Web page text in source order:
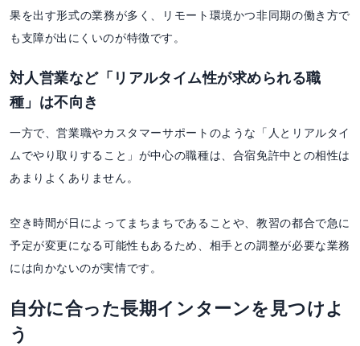
果を出す形式の業務が多く、リモート環境かつ非同期の働き方で
も支障が出にくいのが特徴です。
対人営業など「リアルタイム性が求められる職
種」は不向き
一方で、営業職やカスタマーサポートのような「人とリアルタイ
ムでやり取りすること」が中心の職種は、合宿免許中との相性は
あまりよくありません。
空き時間が日によってまちまちであることや、教習の都合で急に
予定が変更になる可能性もあるため、相手との調整が必要な業務
には向かないのが実情です。
自分に合った長期インターンを見つけよ
う